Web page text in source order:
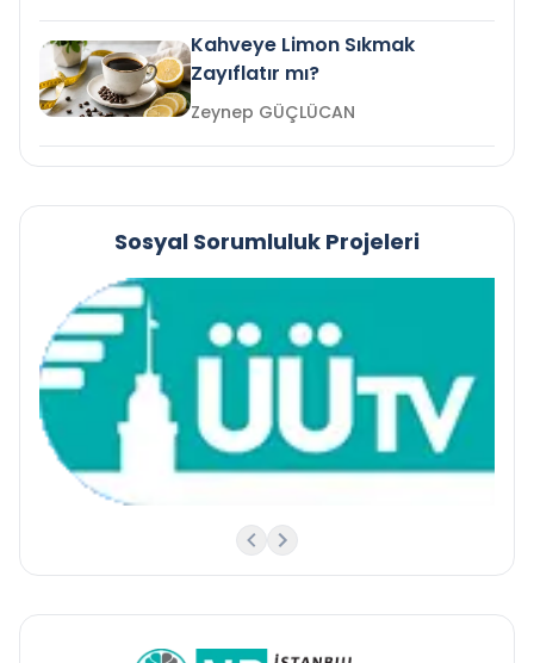
Kahveye Limon Sıkmak
Zayıflatır mı?
Zeynep GÜÇLÜCAN
Sosyal Sorumluluk Projeleri